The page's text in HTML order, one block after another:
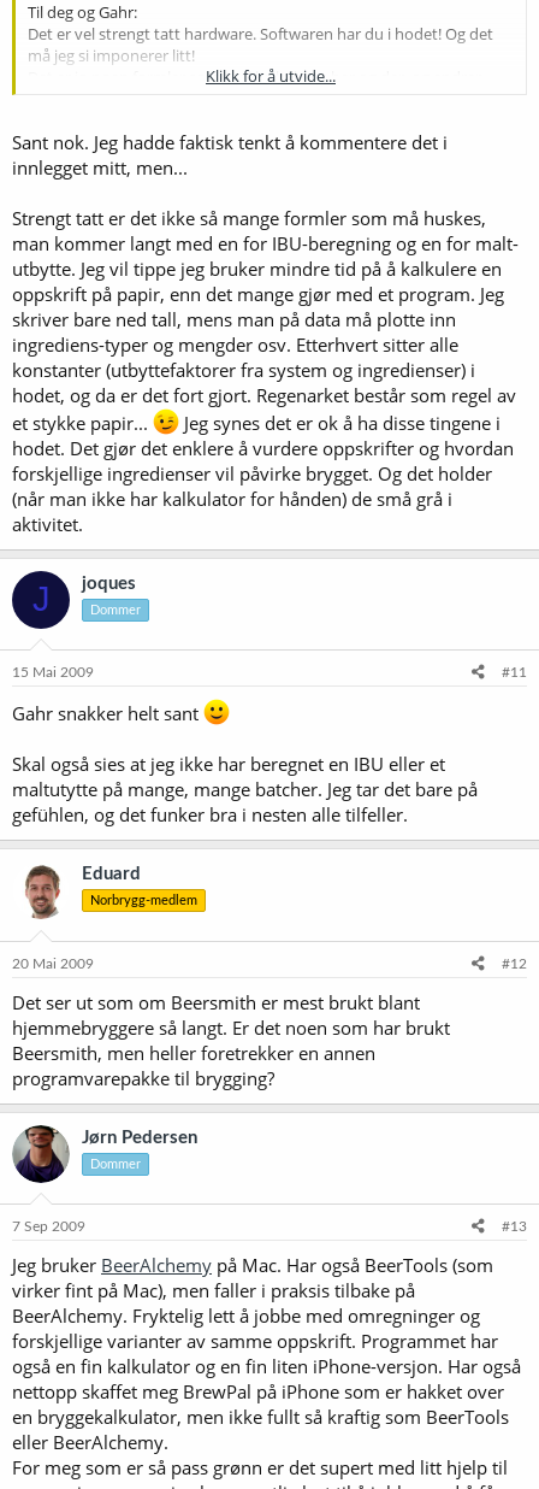
Til deg og Gahr:
Det er vel strengt tatt hardware. Softwaren har du i hodet! Og det
må jeg si imponerer litt!
Det er jo noen formler som skal kalkuleres her og der, og endrer
Ikke et bittelite regneark engang?
Klikk for å utvide...
Sant nok. Jeg hadde faktisk tenkt å kommentere det i
innlegget mitt, men...
Strengt tatt er det ikke så mange formler som må huskes,
man kommer langt med en for IBU-beregning og en for malt-
utbytte. Jeg vil tippe jeg bruker mindre tid på å kalkulere en
oppskrift på papir, enn det mange gjør med et program. Jeg
skriver bare ned tall, mens man på data må plotte inn
ingrediens-typer og mengder osv. Etterhvert sitter alle
konstanter (utbyttefaktorer fra system og ingredienser) i
hodet, og da er det fort gjort. Regenarket består som regel av
et stykke papir...
Jeg synes det er ok å ha disse tingene i
hodet. Det gjør det enklere å vurdere oppskrifter og hvordan
forskjellige ingredienser vil påvirke brygget. Og det holder
(når man ikke har kalkulator for hånden) de små grå i
aktivitet.
J joques
Dommer
15 Mai 2009 #11
Gahr snakker helt sant
Skal også sies at jeg ikke har beregnet en IBU eller et
maltutytte på mange, mange batcher. Jeg tar det bare på
gefühlen, og det funker bra i nesten alle tilfeller.
Eduard
Norbrygg-medlem
20 Mai 2009 #12
Det ser ut som om Beersmith er mest brukt blant
hjemmebryggere så langt. Er det noen som har brukt
Beersmith, men heller foretrekker en annen
programvarepakke til brygging?
Jørn Pedersen
Dommer
7 Sep 2009 #13
Jeg bruker BeerAlchemy på Mac. Har også BeerTools (som
virker fint på Mac), men faller i praksis tilbake på
BeerAlchemy. Fryktelig lett å jobbe med omregninger og
forskjellige varianter av samme oppskrift. Programmet har
også en fin kalkulator og en fin liten iPhone-versjon. Har også
nettopp skaffet meg BrewPal på iPhone som er hakket over
en bryggekalkulator, men ikke fullt så kraftig som BeerTools
eller BeerAlchemy.
For meg som er så pass grønn er det supert med litt hjelp til